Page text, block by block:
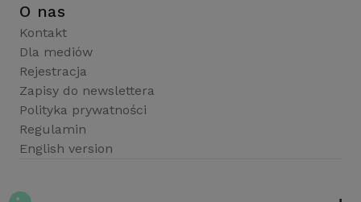
O nas
Kontakt
Dla mediów
Rejestracja
Zapisy do newslettera
Polityka prywatności
Regulamin
English version